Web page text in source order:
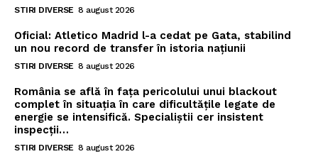
STIRI DIVERSE 8 august 2026
Oficial: Atletico Madrid l-a cedat pe Gata, stabilind
un nou record de transfer în istoria națiunii
STIRI DIVERSE 8 august 2026
România se află în fața pericolului unui blackout
complet în situația în care dificultățile legate de
energie se intensifică. Specialiștii cer insistent
inspecții…
STIRI DIVERSE 8 august 2026